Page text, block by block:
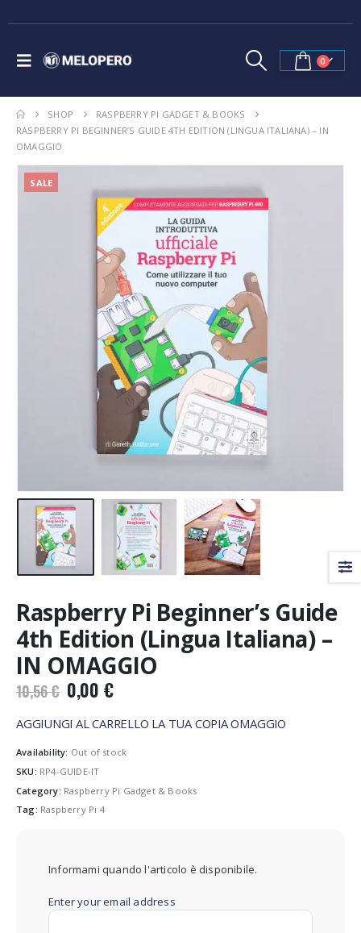
0
SHOP
RASPBERRY PI GADGET & BOOKS
RASPBERRY PI BEGINNER’S GUIDE 4TH EDITION (LINGUA ITALIANA) – IN
OMAGGIO
SALE
Raspberry Pi Beginner’s Guide
4th Edition (Lingua Italiana) –
IN OMAGGIO
10,56€ Original
price
was:
0,00 €Current
is:
AGGIUNGI AL CARRELLO LA TUA COPIA OMAGGIO
Availability: Out of stock
SKU: RP4-GUIDE-IT
Category: Raspberry Pi Gadget & Books
Tag: Raspberry Pi 4
Informami quando l'articolo è disponibile.
Enter your email address